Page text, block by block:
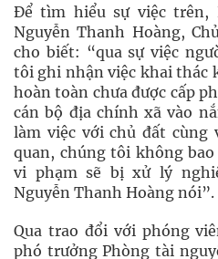
Để tìm hiểu sự việc trên,
Nguyễn Thanh Hoàng,
cho biết: “qua sự việc
tôi ghi nhận việc khai thác
hoàn toàn chưa được cấp
cán bộ địa chính xã vào
làm việc với chủ đất cùng
quan, chúng tôi không
vi phạm sẽ bị xử lý
Nguyễn Thanh Hoàng nói”.
Qua trao đổi với phóng
phó trưởng Phòng tài